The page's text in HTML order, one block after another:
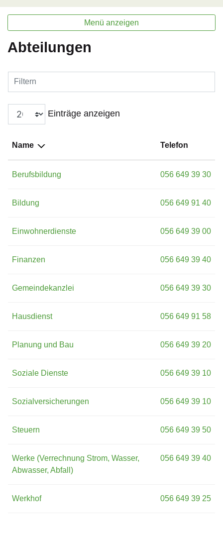
Menü anzeigen
Abteilungen
Filtern
Einträge anzeigen
Name Telefon
Berufsbildung 056 649 39 30
Bildung 056 649 91 40
Einwohnerdienste 056 649 39 00
Finanzen 056 649 39 40
Gemeindekanzlei 056 649 39 30
Hausdienst 056 649 91 58
Planung und Bau 056 649 39 20
Soziale Dienste 056 649 39 10
Sozialversicherungen 056 649 39 10
Steuern 056 649 39 50
Werke (Verrechnung Strom, Wasser,
Abwasser, Abfall)
056 649 39 40
Werkhof 056 649 39 25